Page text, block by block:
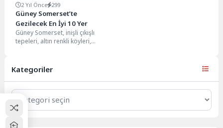
2 Yıl Önce 299
Güney Somerset’te
Gezilecek En İyi 10 Yer
Güney Somerset, inişli çıkışlı
tepeleri, altın renkli köyleri,
Kategoriler
Kategoriler